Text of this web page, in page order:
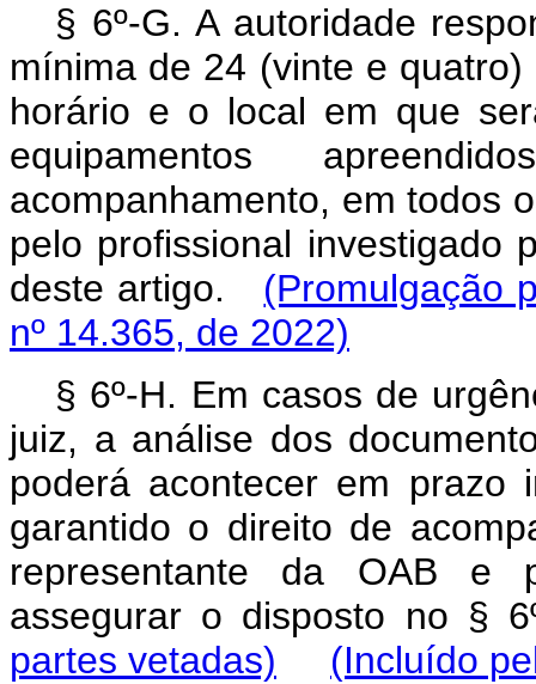
§ 6º-G. A autoridade
mínima de 24 (vinte e
horário e o local em que
equipamentos
acompanhamento, em todos
pelo profissional investigado
deste artigo. (Promulgação
nº 14.365, de 2022)
§ 6º-H. Em casos de
juiz, a análise dos
poderá acontecer em
garantido o direito de
representante da OAB e
assegurar o disposto no
partes vetadas)
(Incluído